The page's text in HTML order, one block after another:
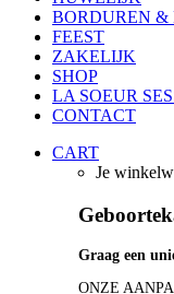
BORDUREN &
FEEST
ZAKELIJK
SHOP
LA SOEUR
CONTACT
CART
Je
Graag een
ONZE